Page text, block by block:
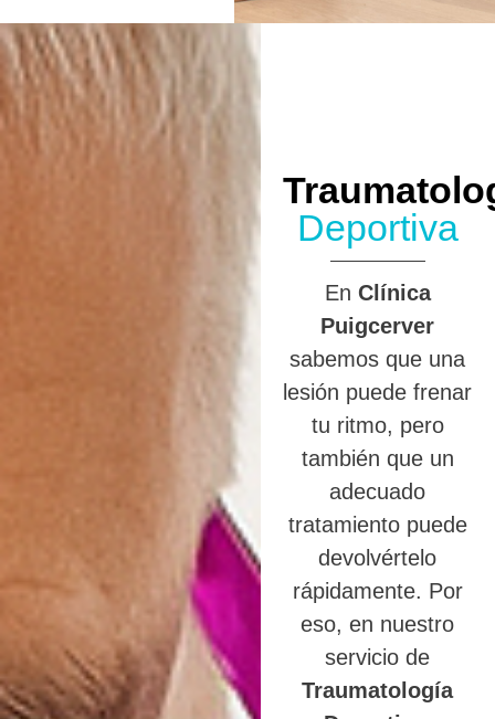
Deportiva
En Clínica
Puigcerver
sabemos que una
lesión puede frenar
tu ritmo, pero
también que un
adecuado
tratamiento puede
devolvértelo
rápidamente. Por
eso, en nuestro
servicio de
Traumatología